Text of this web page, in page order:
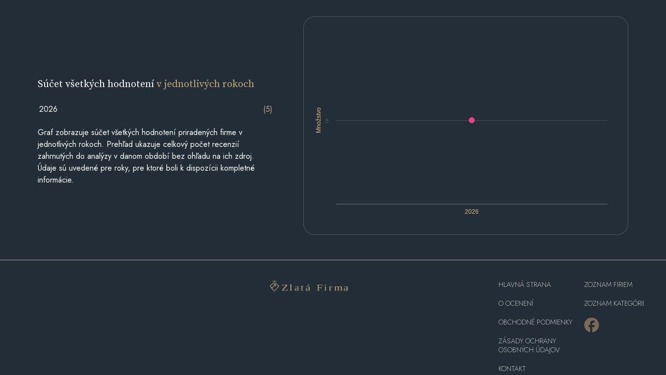
Množstvo
2026
5
Súčet všetkých hodnotenív jednotlivých rokoch
2026 (5)
Graf zobrazuje súčet všetkých hodnotení priradených firme v
jednotlivých rokoch. Prehľad ukazuje celkový počet recenzií
zahrnutých do analýzy v danom období bez ohľadu na ich zdroj.
Údaje sú uvedené pre roky, pre ktoré boli k dispozícii kompletné
informácie.
HLAVNÁ STRANA
O OCENENÍ
OBCHODNÉ PODMIENKY
ZÁSADY OCHRANY
OSOBNÝCH ÚDAJOV
KONTAKT
ZOZNAM FIRIEM
ZOZNAM KATEGÓRII